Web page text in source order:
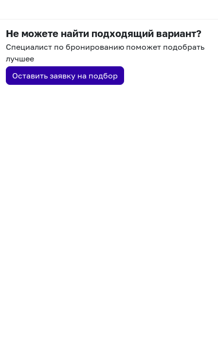
Не можете найти подходящий вариант?
Специалист по бронированию поможет подобрать
лучшее
Оставить заявку на подбор